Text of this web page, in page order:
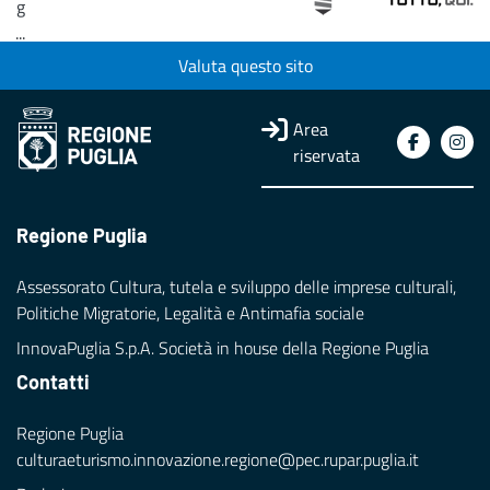
g
...
Valuta questo sito
Area
riservata
Regione Puglia
Assessorato Cultura, tutela e sviluppo delle imprese culturali,
Politiche Migratorie, Legalità e Antimafia sociale
InnovaPuglia S.p.A. Società in house della Regione Puglia
Contatti
Regione Puglia
culturaeturismo.innovazione.regione@pec.rupar.puglia.it